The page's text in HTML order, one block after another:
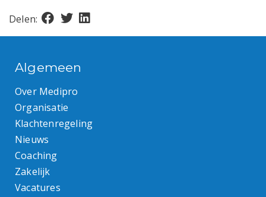
Delen:
Algemeen
Over Medipro
Organisatie
Klachtenregeling
Nieuws
Coaching
Zakelijk
Vacatures